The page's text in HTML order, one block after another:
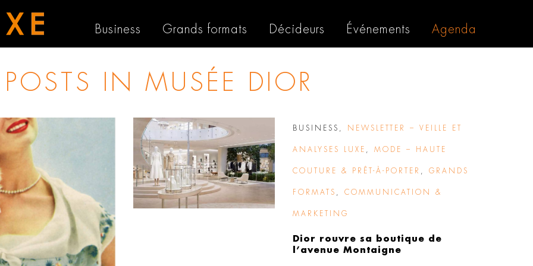
Business Grands formats Décideurs Événements Agenda
POSTS IN MUSÉE DIOR
BUSINESS NEWSLETTER – VEILLE ET
ANALYSES LUXE MODE – HAUTE
COUTURE & PRÊT-À-PORTER GRANDS
FORMATS COMMUNICATION &
MARKETING
Dior rouvre sa boutique de
l’avenue Montaigne